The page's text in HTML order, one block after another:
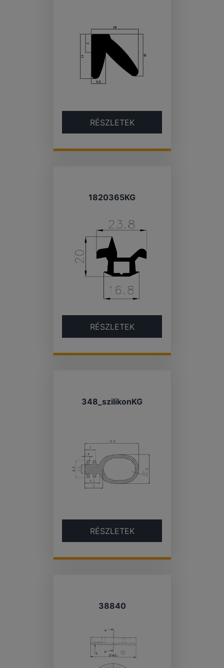
RÉSZLETEK
1820365KG
RÉSZLETEK
348_szilikonKG
RÉSZLETEK
38840